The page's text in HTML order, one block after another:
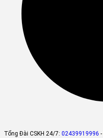
Tổng Đài CSKH 24/7: 02439919996 -